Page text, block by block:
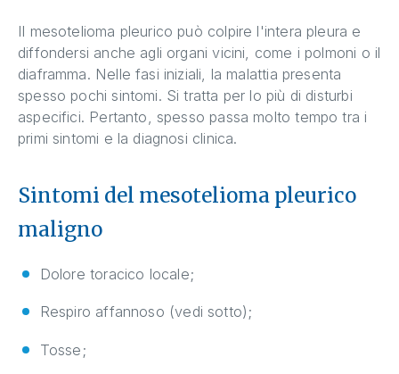
Il mesotelioma pleurico può colpire l'intera pleura e
diffondersi anche agli organi vicini, come i polmoni o il
diaframma. Nelle fasi iniziali, la malattia presenta
spesso pochi sintomi. Si tratta per lo più di disturbi
aspecifici. Pertanto, spesso passa molto tempo tra i
primi sintomi e la diagnosi clinica.
Sintomi del mesotelioma pleurico
maligno
Dolore toracico locale;
Respiro affannoso (vedi sotto);
Tosse;